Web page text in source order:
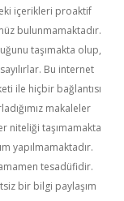
içerikleri proaktif
bulunmamaktadır.
taşımakta olup,
Bu internet
ile hiçbir bağlantısı
makaleler
niteliği taşımamakta
yapılmamaktadır.
tesadüfidir.
bir bilgi paylaşım